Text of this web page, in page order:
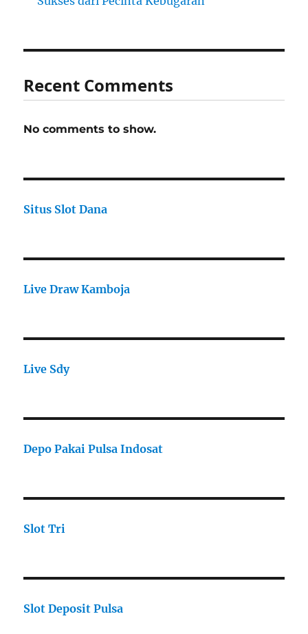
Recent Comments
No comments to show.
Situs Slot Dana
Live Draw Kamboja
Live Sdy
Depo Pakai Pulsa Indosat
Slot Tri
Slot Deposit Pulsa